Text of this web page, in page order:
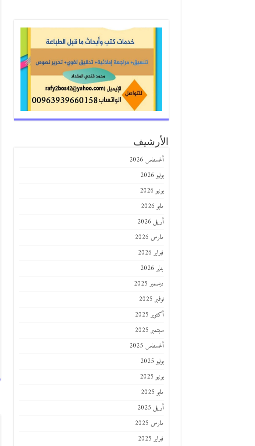
الأرشيف
أغسطس 2026
يوليو 2026
يونيو 2026
مايو 2026
أبريل 2026
مارس 2026
فبراير 2026
يناير 2026
ديسمبر 2025
نوفمبر 2025
أكتوبر 2025
سبتمبر 2025
أغسطس 2025
يوليو 2025
يونيو 2025
مايو 2025
أبريل 2025
مارس 2025
فبراير 2025